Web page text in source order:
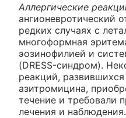
Аллергические
ангионевротический
редких случаях с
многоформная
эозинофилией и
(DRESS-синдром).
реакций,
азитромицина,
течение и требовали
лечения и наблюдения.